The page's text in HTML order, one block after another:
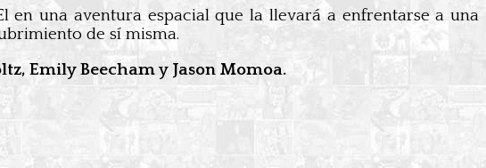
en una aventura espacial que la llevará a enfrentarse a una
de sí misma.
Emily Beecham y Jason Momoa.